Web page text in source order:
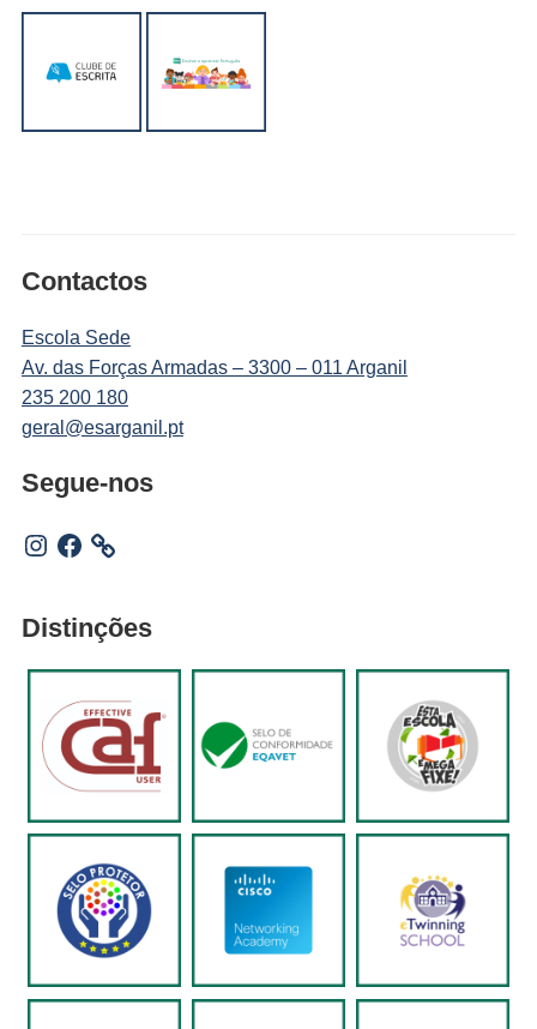
Contactos
Escola Sede
Av. das Forças Armadas – 3300 – 011 Arganil
235 200 180
geral@esarganil.pt
Segue-nos
Instagram
Facebook
Distinções